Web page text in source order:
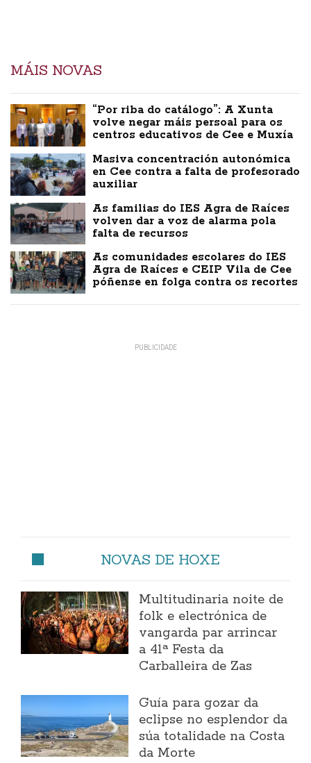
MÁIS NOVAS
“Por riba do catálogo”: A Xunta
volve negar máis persoal para os
centros educativos de Cee e Muxía
Masiva concentración autonómica
en Cee contra a falta de profesorado
auxiliar
As familias do IES Agra de Raíces
volven dar a voz de alarma pola
falta de recursos
As comunidades escolares do IES
Agra de Raíces e CEIP Vila de Cee
póñense en folga contra os recortes
NOVAS DE HOXE
Multitudinaria noite de
folk e electrónica de
vangarda par arrincar
a 41ª Festa da
Carballeira de Zas
Guía para gozar da
eclipse no esplendor da
súa totalidade na Costa
da Morte